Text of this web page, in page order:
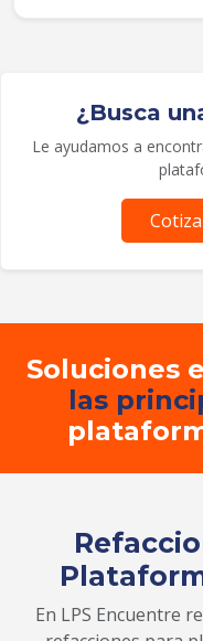
¿Busca
Le ayudamos a
Soluciones
las
En LPS Encuentre